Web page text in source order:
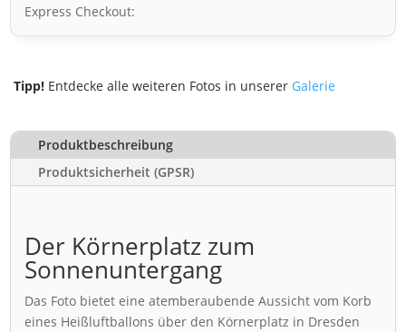
Express Checkout:
Tipp! Entdecke alle weiteren Fotos in unserer Galerie
Produktbeschreibung
Produktsicherheit (GPSR)
Der Körnerplatz zum
Sonnenuntergang
Das Foto bietet eine atemberaubende Aussicht vom Korb
eines Heißluftballons über den Körnerplatz in Dresden